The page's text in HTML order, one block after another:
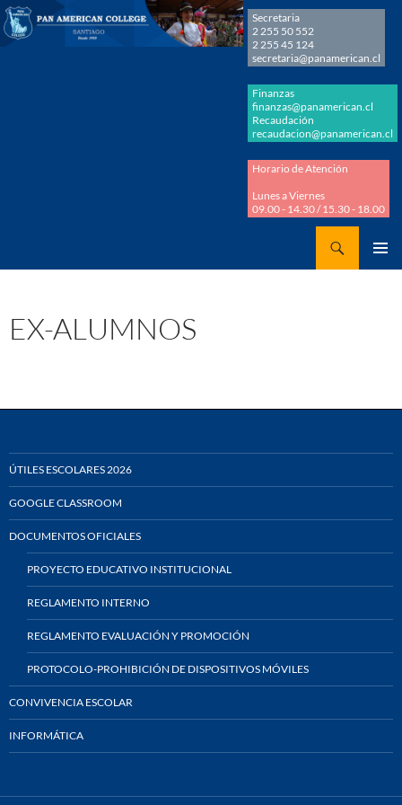
Secretaria
2 255 50 552
2 255 45 124
secretaria@panamerican.cl
Finanzas
finanzas@panamerican.cl
Recaudación
recaudacion@panamerican.cl
Horario de Atención
Lunes a Viernes
09.00 - 14.30 / 15.30 - 18.00
EX-ALUMNOS
ÚTILES ESCOLARES 2026
GOOGLE CLASSROOM
DOCUMENTOS OFICIALES
PROYECTO EDUCATIVO INSTITUCIONAL
REGLAMENTO INTERNO
REGLAMENTO EVALUACIÓN Y PROMOCIÓN
PROTOCOLO-PROHIBICIÓN DE DISPOSITIVOS MÓVILES
CONVIVENCIA ESCOLAR
INFORMÁTICA